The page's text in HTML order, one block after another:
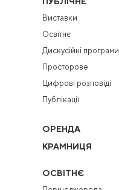
Виставки
Освітнє
Дискусійні програми
Просторове
Цифрові розповіді
Публікації
ОРЕНДА
КРАМНИЦЯ
ОСВІТНЄ